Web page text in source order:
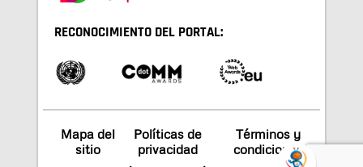
RECONOCIMIENTO DEL PORTAL:
Mapa del
sitio
Políticas de
privacidad
Términos y
condiciones